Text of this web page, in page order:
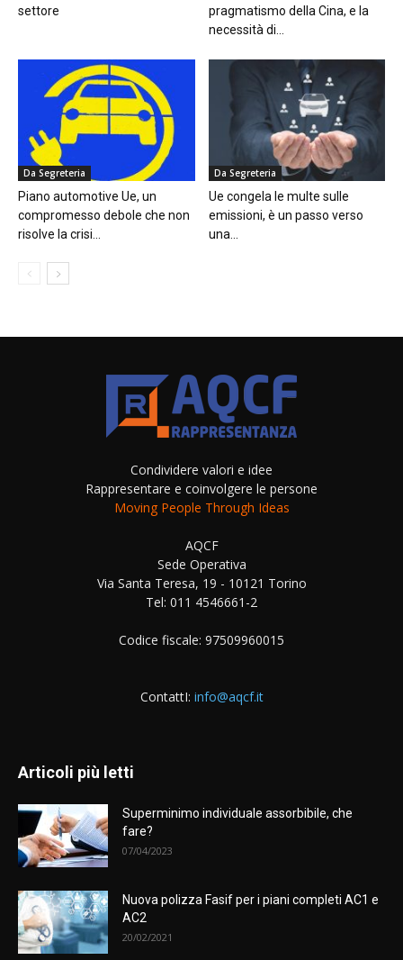
settore
pragmatismo della Cina, e la
necessità di...
Da Segreteria
Piano automotive Ue, un
compromesso debole che non
risolve la crisi...
Da Segreteria
Ue congela le multe sulle
emissioni, è un passo verso
una...
Condividere valori e idee
Rappresentare e coinvolgere le persone
Moving People Through Ideas
AQCF
Sede Operativa
Via Santa Teresa, 19 - 10121 Torino
Tel: 011 4546661-2
Codice fiscale: 97509960015
ContattI: info@aqcf.it
Articoli più letti
Superminimo individuale assorbibile, che
fare?
07/04/2023
Nuova polizza Fasif per i piani completi AC1 e
AC2
20/02/2021